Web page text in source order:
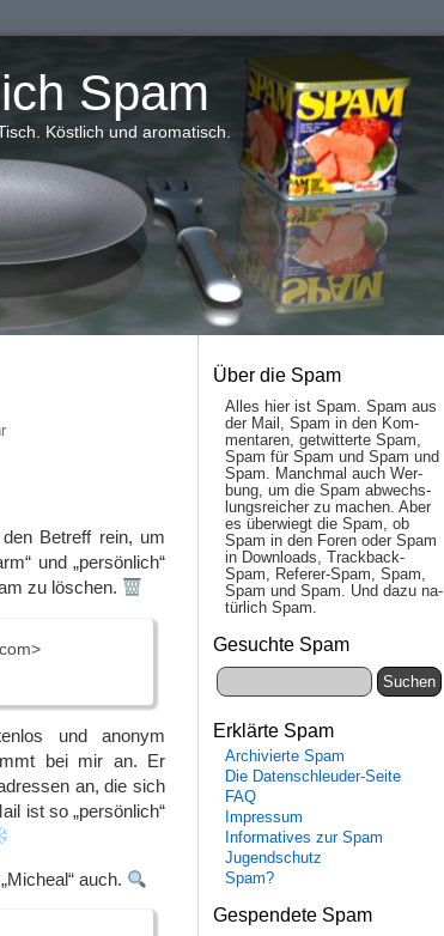
Spam
Köstlich und aromatisch.
Betreff rein, um
und „persönlich“
zu löschen.
und anonym
bei mir an. Er
an, die sich
ist so „persönlich“
auch.
Über die Spam
Alles hier ist Spam. Spam aus
der Mail, Spam in den Kom­
men­taren, ge­twit­ter­te Spam,
Spam für Spam und Spam und
Spam. Manch­mal auch Wer­
bung, um die Spam ab­wechs­
lungs­reich­er zu mach­en. Aber
es über­wiegt die Spam, ob
Spam in den Fo­ren oder Spam
in Down­loads, Track­back-
Spam, Re­fe­rer-Spam, Spam,
Spam und Spam. Und da­zu na­
tür­lich Spam.
Gesuchte Spam
Erklärte Spam
Archivierte Spam
Die Datenschleuder-Seite
FAQ
Impressum
Informatives zur Spam
Jugendschutz
Spam?
Gespendete Spam